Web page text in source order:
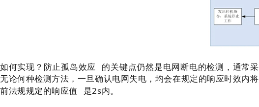
如何实现？防止孤岛效应
的关键点仍然是电网断电的检测，通常
无论何种检测方法，一旦确认电网失电，均会在规定的响应时效内
前法规规定的响应值 是2s内。